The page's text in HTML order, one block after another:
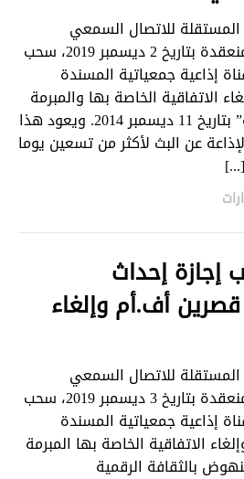
المستقلة للاتصال السمعي
والبصري، في جلسته المنعقدة بتاريخ 2 ديسمبر 2019، سحب
إذاعية جمعياتية المسندة
الاتفاقية الخاصة بها والمبرمة
مع جمعية “حرية وتنمية” بتاريخ 11 ديسمبر 2014. ويعود هذا
عن البث لأكثر من تسعين يوما
إجازة إحداث
أف.أم وإلغاء
المستقلة للاتصال السمعي
والبصري، في جلسته المنعقدة بتاريخ 3 ديسمبر 2019، سحب
إذاعية جمعياتية المسندة
الاتفاقية الخاصة بها المبرمة
بالثقافة الرقمية
تبديل اللغة
العربية